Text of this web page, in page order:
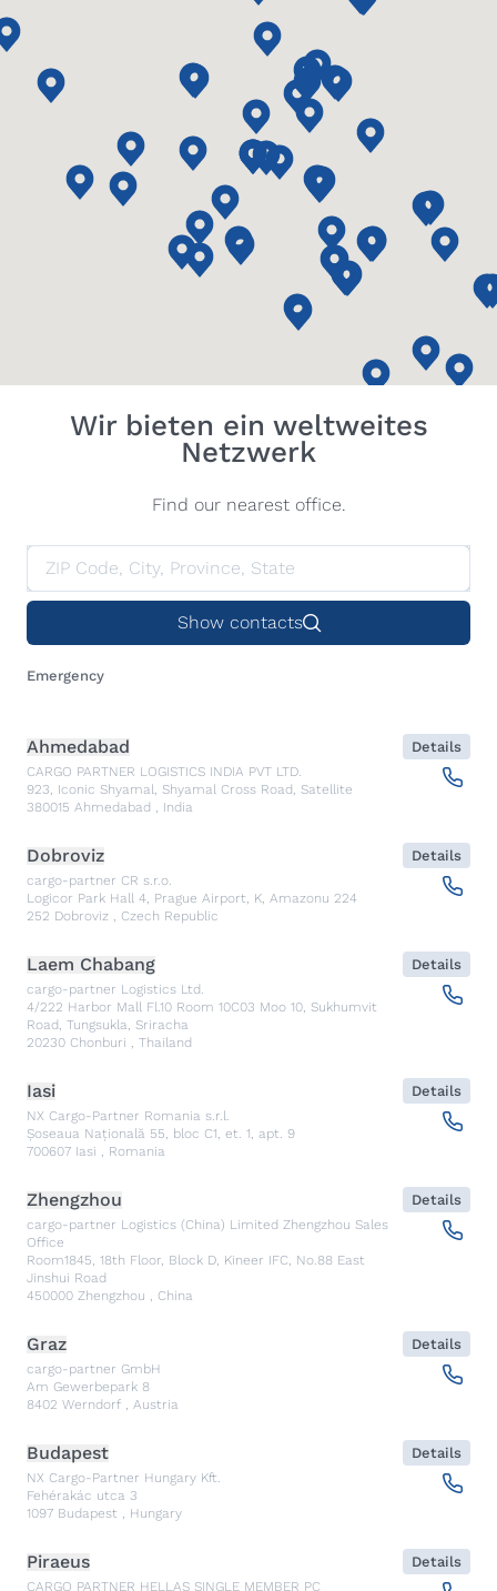
Wir bieten ein weltweites
Netzwerk
Find our nearest office.
Show contacts
Emergency
Ahmedabad
CARGO PARTNER LOGISTICS INDIA PVT LTD.
923, Iconic Shyamal, Shyamal Cross Road, Satellite
380015 Ahmedabad , India
Details
Dobroviz
cargo-partner CR s.r.o.
Logicor Park Hall 4, Prague Airport, K, Amazonu 224
252 Dobroviz , Czech Republic
Details
Laem Chabang
cargo-partner Logistics Ltd.
4/222 Harbor Mall Fl.10 Room 10C03 Moo 10, Sukhumvit
Road, Tungsukla, Sriracha
20230 Chonburi , Thailand
Details
Iasi
NX Cargo-Partner Romania s.r.l.
Șoseaua Națională 55, bloc C1, et. 1, apt. 9
700607 Iasi , Romania
Details
Zhengzhou
cargo-partner Logistics (China) Limited Zhengzhou Sales
Office
Room1845, 18th Floor, Block D, Kineer IFC, No.88 East
Jinshui Road
450000 Zhengzhou , China
Details
Graz
cargo-partner GmbH
Am Gewerbepark 8
8402 Werndorf , Austria
Details
Budapest
NX Cargo-Partner Hungary Kft.
Fehérakác utca 3
1097 Budapest , Hungary
Details
Piraeus
CARGO PARTNER HELLAS SINGLE MEMBER PC
Details